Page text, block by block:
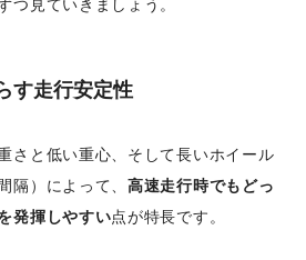
つ見ていきましょう。
す走行安定性
さと低い重心、そして長いホイール
隔）によって、高速走行時でもどっ
発揮しやすい点が特長です。